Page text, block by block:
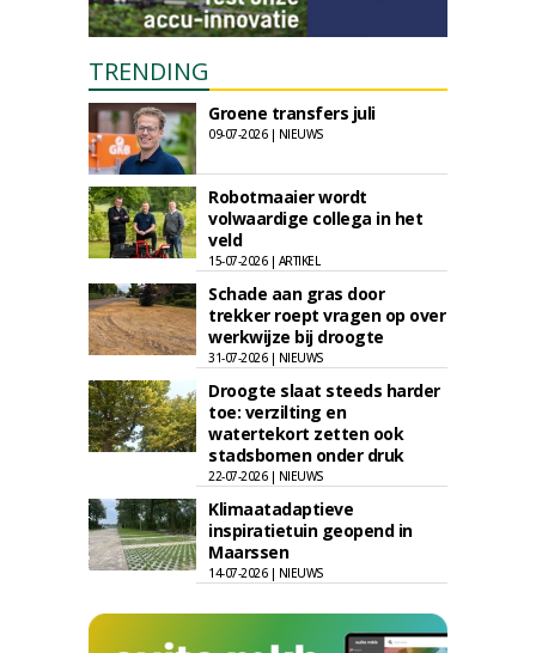
TRENDING
Groene transfers juli
09-07-2026 | NIEUWS
Robotmaaier wordt
volwaardige collega in het
veld
15-07-2026 | ARTIKEL
Schade aan gras door
trekker roept vragen op over
werkwijze bij droogte
31-07-2026 | NIEUWS
Droogte slaat steeds harder
toe: verzilting en
watertekort zetten ook
stadsbomen onder druk
22-07-2026 | NIEUWS
Klimaatadaptieve
inspiratietuin geopend in
Maarssen
14-07-2026 | NIEUWS